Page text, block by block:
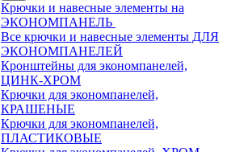
Крючки и навесные элементы на
ЭКОНОМПАНЕЛЬ
Все крючки и навесные элементы ДЛЯ
ЭКОНОМПАНЕЛЕЙ
Кронштейны для экономпанелей,
ЦИНК-ХРОМ
Крючки для экономпанелей,
КРАШЕНЫЕ
Крючки для экономпанелей,
ПЛАСТИКОВЫЕ